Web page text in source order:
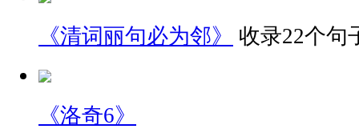
《清词丽句必为邻》 收录22个句
《洛奇6》